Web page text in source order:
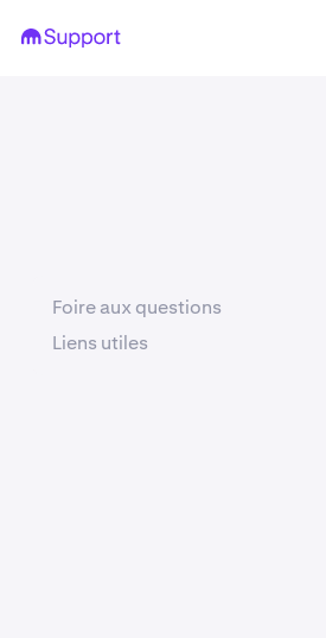
Foire aux questions
Liens utiles